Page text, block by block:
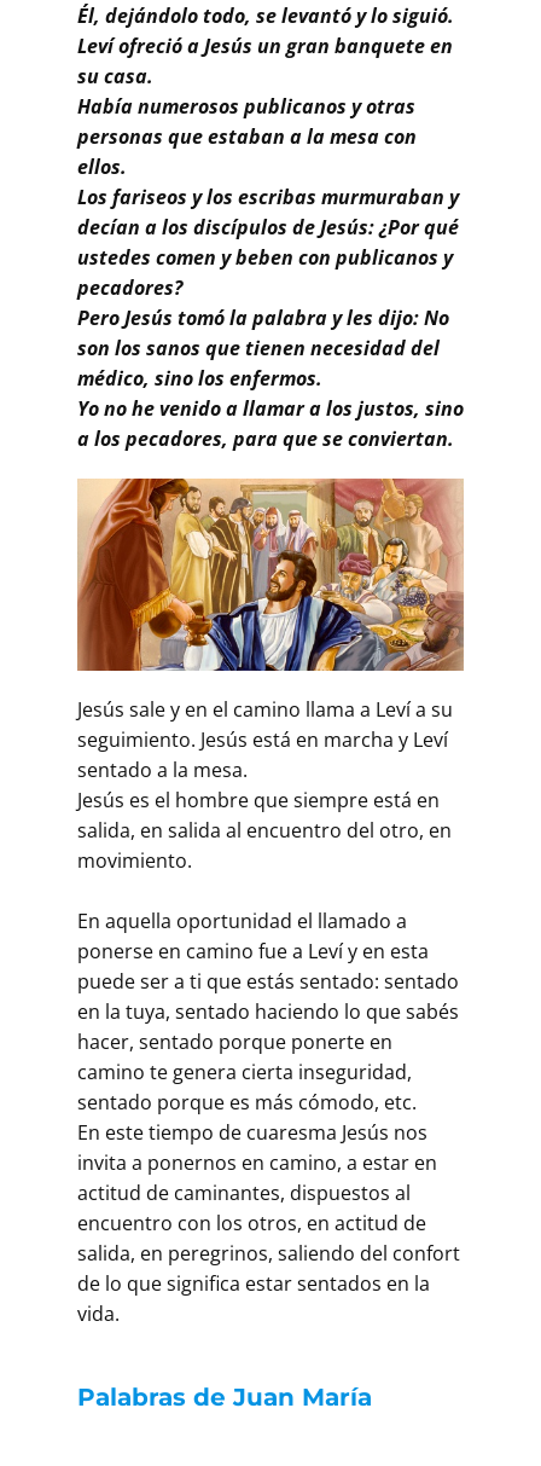
Él, dejándolo todo, se levantó y lo siguió.
Leví ofreció a Jesús un gran banquete en
su casa.
Había numerosos publicanos y otras
personas que estaban a la mesa con
ellos.
Los fariseos y los escribas murmuraban y
decían a los discípulos de Jesús: ¿Por qué
ustedes comen y beben con publicanos y
pecadores?
Pero Jesús tomó la palabra y les dijo: No
son los sanos que tienen necesidad del
médico, sino los enfermos.
Yo no he venido a llamar a los justos, sino
a los pecadores, para que se conviertan.
Jesús sale y en el camino llama a Leví a su
seguimiento. Jesús está en marcha y Leví
sentado a la mesa.
Jesús es el hombre que siempre está en
salida, en salida al encuentro del otro, en
movimiento.
En aquella oportunidad el llamado a
ponerse en camino fue a Leví y en esta
puede ser a ti que estás sentado: sentado
en la tuya, sentado haciendo lo que sabés
hacer, sentado porque ponerte en
camino te genera cierta inseguridad,
sentado porque es más cómodo, etc.
En este tiempo de cuaresma Jesús nos
invita a ponernos en camino, a estar en
actitud de caminantes, dispuestos al
encuentro con los otros, en actitud de
salida, en peregrinos, saliendo del confort
de lo que significa estar sentados en la
vida.
Palabras de Juan María